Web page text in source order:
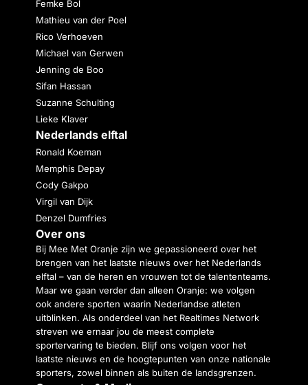
Femke Bol
Mathieu van der Poel
Rico Verhoeven
Michael van Gerwen
Jenning de Boo
Sifan Hassan
Suzanne Schulting
Lieke Klaver
Nederlands elftal
Ronald Koeman
Memphis Depay
Cody Gakpo
Virgil van Dijk
Denzel Dumfries
Over ons
Bij Mee Met Oranje zijn we gepassioneerd over het
brengen van het laatste nieuws over het Nederlands
elftal – van de heren en vrouwen tot de talententeams.
Maar we gaan verder dan alleen Oranje: we volgen
ook andere sporten waarin Nederlandse atleten
uitblinken. Als onderdeel van het Realtimes Network
streven we ernaar jou de meest complete
sportervaring te bieden. Blijf ons volgen voor het
laatste nieuws en de hoogtepunten van onze nationale
sporters, zowel binnen als buiten de landsgrenzen.